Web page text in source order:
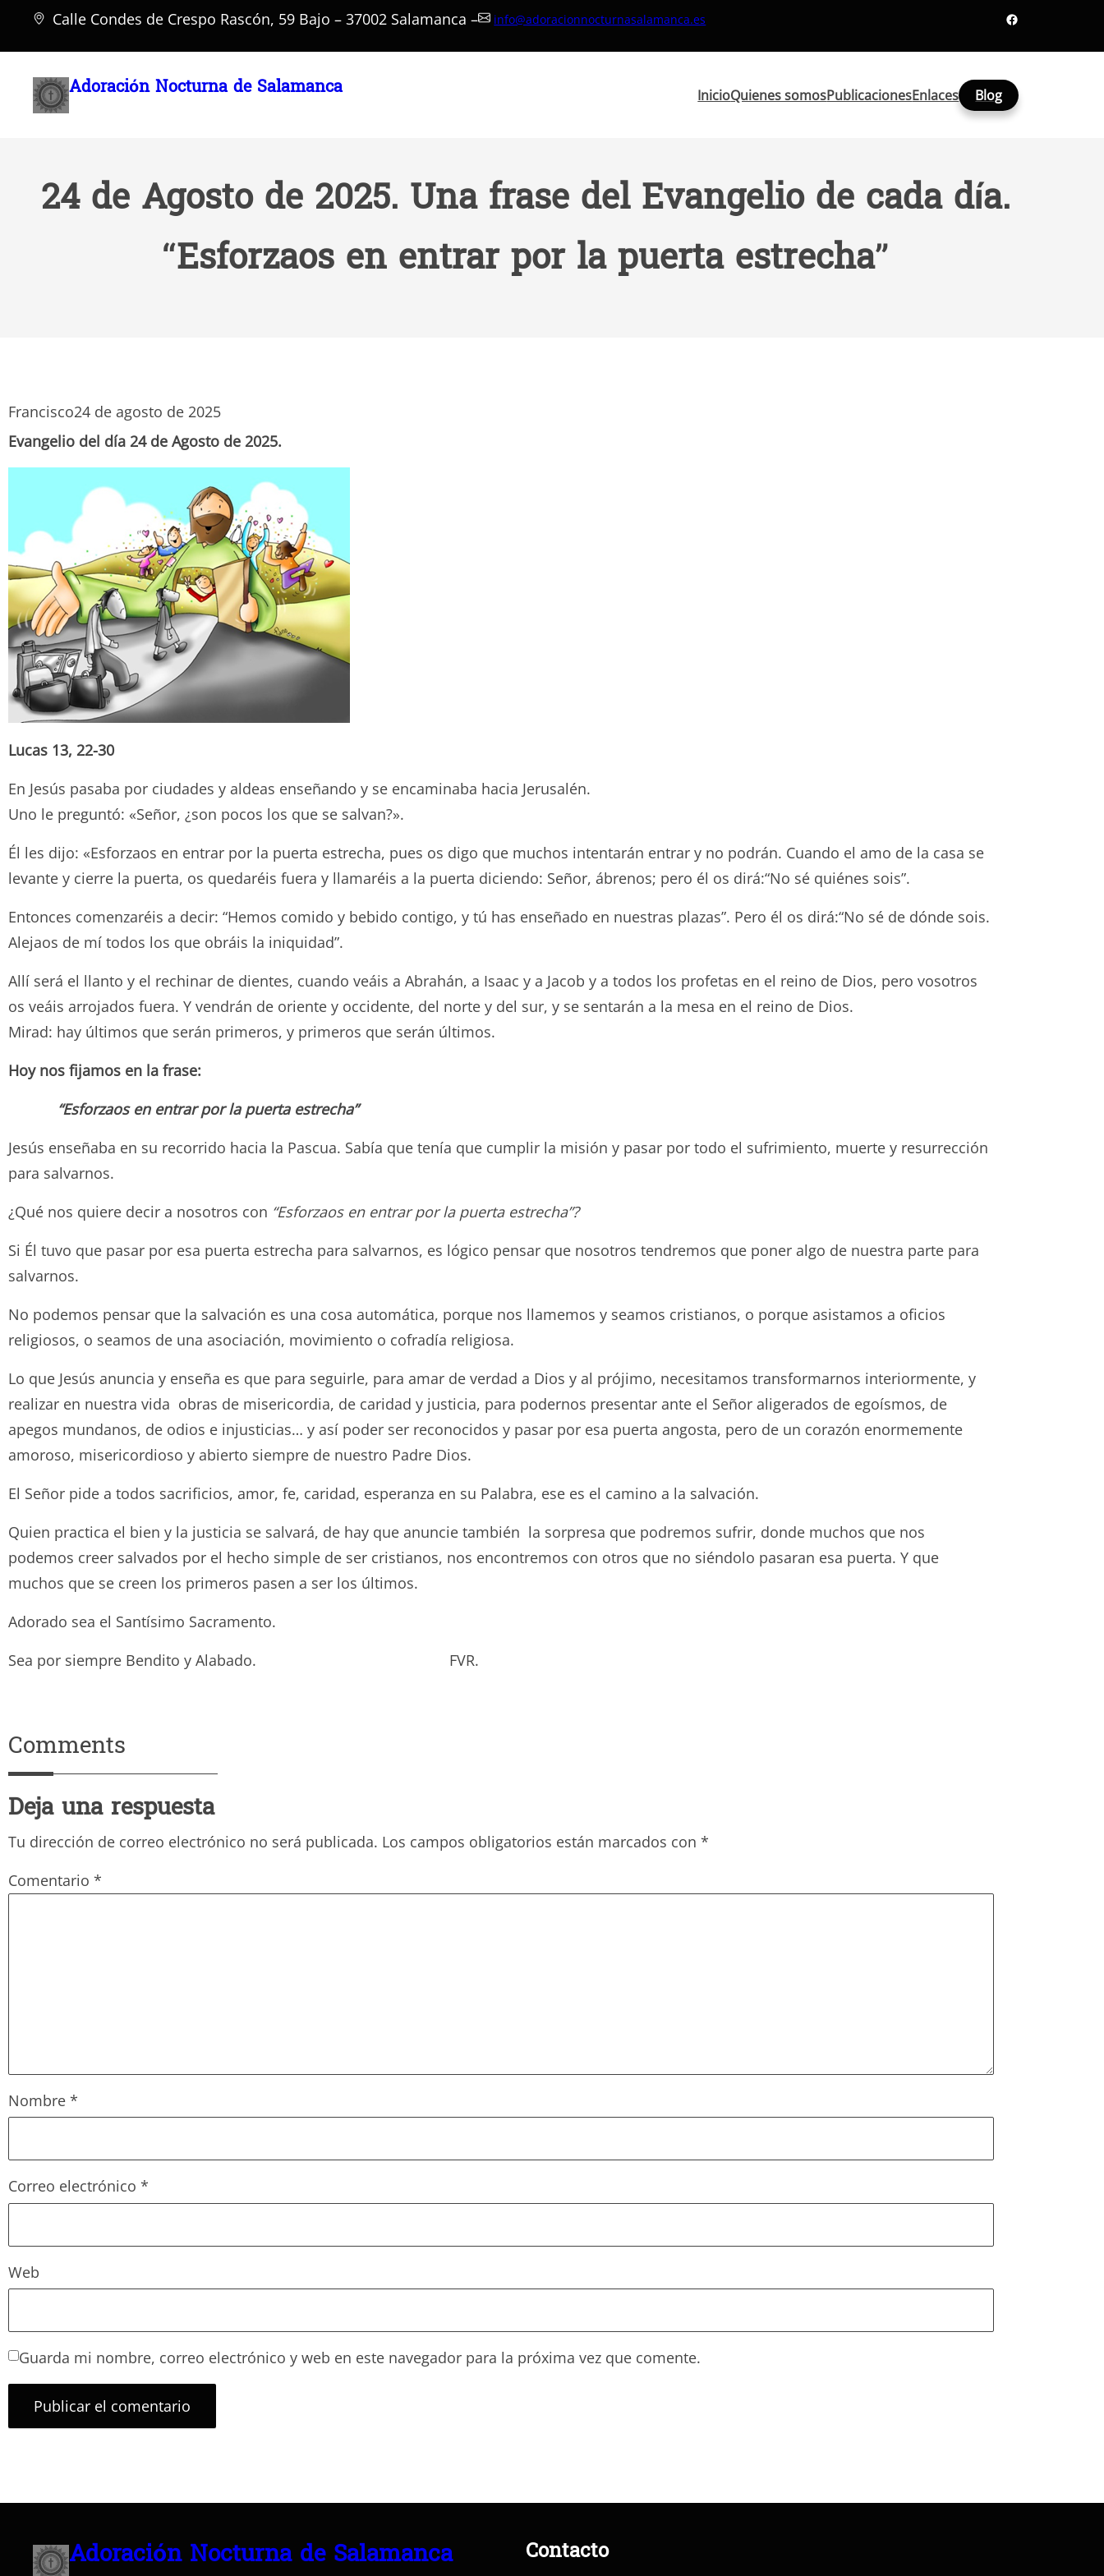
Saltar
Calle Condes de Crespo Rascón, 59 Bajo – 37002 Salamanca – info@adoracionnocturnasalamanca.es Facebook
Adoración Nocturna de Salamanca InicioQuienes somosPublicacionesEnlaces Blog
24 de Agosto de 2025. Una frase del Evangelio de cada día.
“Esforzaos en entrar por la puerta estrecha”
Francisco24 de agosto de 2025
Evangelio del día 24 de Agosto de 2025.
Lucas 13, 22-30
En Jesús pasaba por ciudades y aldeas enseñando y se encaminaba hacia Jerusalén.
Uno le preguntó: «Señor, ¿son pocos los que se salvan?».
Él les dijo: «Esforzaos en entrar por la puerta estrecha, pues os digo que muchos intentarán entrar y no podrán. Cuando el amo de la casa se
levante y cierre la puerta, os quedaréis fuera y llamaréis a la puerta diciendo: Señor, ábrenos; pero él os dirá:“No sé quiénes sois”.
Entonces comenzaréis a decir: “Hemos comido y bebido contigo, y tú has enseñado en nuestras plazas”. Pero él os dirá:“No sé de dónde sois.
Alejaos de mí todos los que obráis la iniquidad”.
Allí será el llanto y el rechinar de dientes, cuando veáis a Abrahán, a Isaac y a Jacob y a todos los profetas en el reino de Dios, pero vosotros
os veáis arrojados fuera. Y vendrán de oriente y occidente, del norte y del sur, y se sentarán a la mesa en el reino de Dios.
Mirad: hay últimos que serán primeros, y primeros que serán últimos.
Hoy nos fijamos en la frase:
“Esforzaos en entrar por la puerta estrecha”
Jesús enseñaba en su recorrido hacia la Pascua. Sabía que tenía que cumplir la misión y pasar por todo el sufrimiento, muerte y resurrección
para salvarnos.
¿Qué nos quiere decir a nosotros con “Esforzaos en entrar por la puerta estrecha”?
Si Él tuvo que pasar por esa puerta estrecha para salvarnos, es lógico pensar que nosotros tendremos que poner algo de nuestra parte para
salvarnos.
No podemos pensar que la salvación es una cosa automática, porque nos llamemos y seamos cristianos, o porque asistamos a oficios
religiosos, o seamos de una asociación, movimiento o cofradía religiosa.
Lo que Jesús anuncia y enseña es que para seguirle, para amar de verdad a Dios y al prójimo, necesitamos transformarnos interiormente, y
realizar en nuestra vida obras de misericordia, de caridad y justicia, para podernos presentar ante el Señor aligerados de egoísmos, de
apegos mundanos, de odios e injusticias… y así poder ser reconocidos y pasar por esa puerta angosta, pero de un corazón enormemente
amoroso, misericordioso y abierto siempre de nuestro Padre Dios.
El Señor pide a todos sacrificios, amor, fe, caridad, esperanza en su Palabra, ese es el camino a la salvación.
Quien practica el bien y la justicia se salvará, de hay que anuncie también la sorpresa que podremos sufrir, donde muchos que nos
podemos creer salvados por el hecho simple de ser cristianos, nos encontremos con otros que no siéndolo pasaran esa puerta. Y que
muchos que se creen los primeros pasen a ser los últimos.
Adorado sea el Santísimo Sacramento.
Sea por siempre Bendito y Alabado. FVR.
Comments
Deja una respuesta
Tu dirección de correo electrónico no será publicada. Los campos obligatorios están marcados con *
Comentario *
Nombre *
Correo electrónico *
Web
Guarda mi nombre, correo electrónico y web en este navegador para la próxima vez que comente.
Adoración Nocturna de Salamanca Contacto